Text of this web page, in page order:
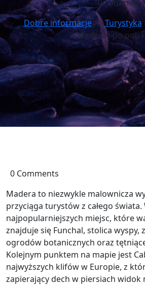
0 comments
Dobre informacje>>Turystyka
Maderze po
0 Comments
Madera to niezwykle malownicza
przyciąga turystów z całego świata.
najpopularniejszych miejsc, które
znajduje się Funchal, stolica wyspy,
ogrodów botanicznych oraz
Kolejnym punktem na mapie jest
najwyższych klifów w Europie, z
zapierający dech w piersiach widok